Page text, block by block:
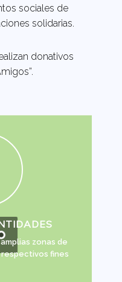
sociales de
solidarias.
donativos
zonas de
fines